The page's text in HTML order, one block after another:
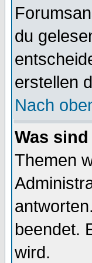
du
erstellen
Nach
Was
Themen
beendet.
wird.